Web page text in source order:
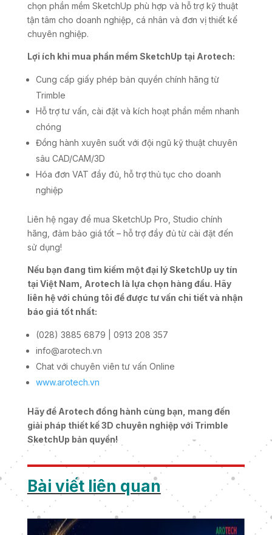
chọn phần mềm SketchUp phù hợp và hỗ trợ kỹ thuật
tận tâm cho doanh nghiệp, cá nhân và đơn vị thiết kế
chuyên nghiệp.
Lợi ích khi mua phần mềm SketchUp tại Arotech:
Cung cấp giấy phép bản quyền chính hãng từ
Trimble
Hỗ trợ tư vấn, cài đặt và kích hoạt phần mềm nhanh
chóng
Đồng hành xuyên suốt với đội ngũ kỹ thuật chuyên
sâu CAD/CAM/3D
Hóa đơn VAT đầy đủ, hỗ trợ thủ tục cho doanh
nghiệp
Liên hệ ngay để mua SketchUp Pro, Studio chính
hãng, đảm bảo giá tốt – hỗ trợ đầy đủ từ cài đặt đến
sử dụng!
Nếu bạn đang tìm kiếm một đại lý SketchUp uy tín
tại Việt Nam, Arotech là lựa chọn hàng đầu. Hãy
liên hệ với chúng tôi để được tư vấn chi tiết và nhận
báo giá tốt nhất:
(028) 3885 6879 | 0913 208 357
info@arotech.vn
Chat với chuyên viên tư vấn Online
www.arotech.vn
Hãy để Arotech đồng hành cùng bạn, mang đến
giải pháp thiết kế 3D chuyên nghiệp với Trimble
SketchUp bản quyền!
Bài viết liên quan